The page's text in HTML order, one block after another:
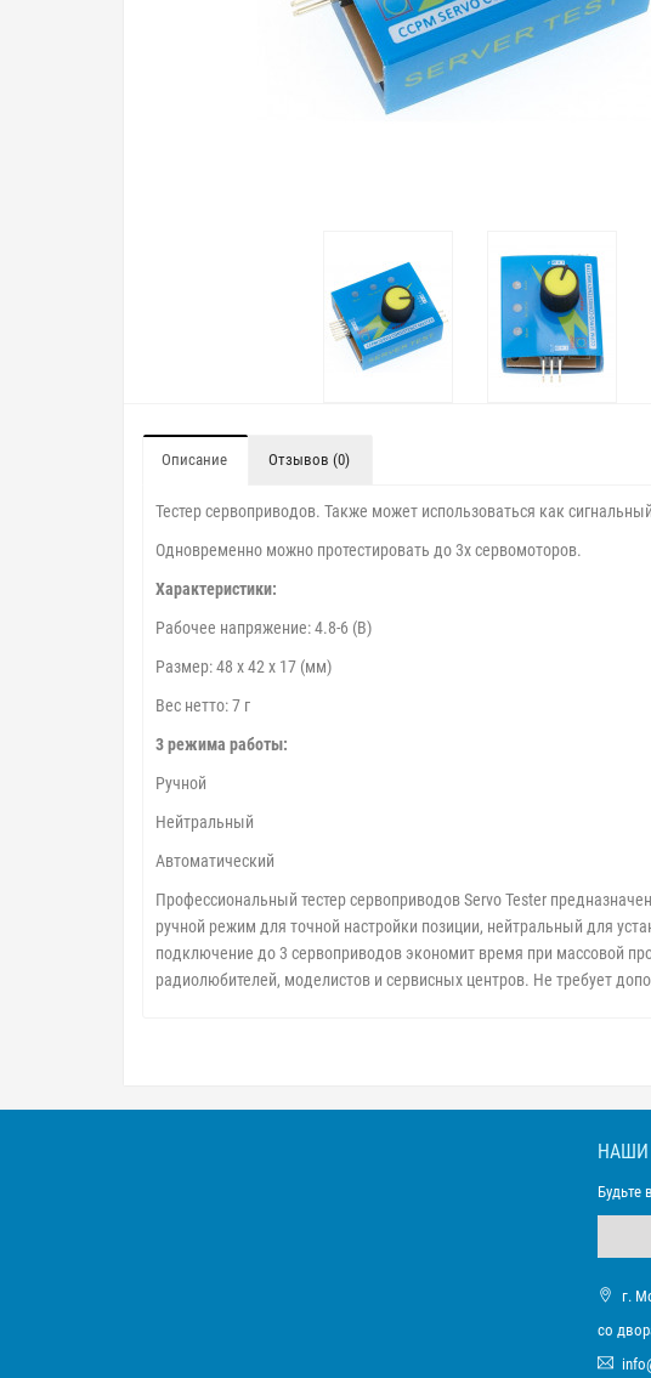
Описание Отзывов (0)
Тестер сервоприводов. Также может использоваться как
Одновременно можно протестировать до 3х сервомоторов.
Характеристики:
Рабочее напряжение: 4.8-6 (В)
Размер: 48 x 42 x 17 (мм)
Вес нетто: 7 г
3 режима работы:
Ручной
Нейтральный
Автоматический
Профессиональный тестер сервоприводов Servo Tester
ручной режим для точной настройки позиции, нейтральный для
подключение до 3 сервоприводов экономит время при массовой
радиолюбителей, моделистов и сервисных центров. Не требует
НАШИ
Будьте
г.
со